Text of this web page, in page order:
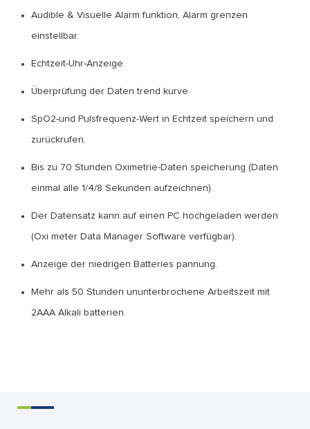
Audible & Visuelle Alarm funktion, Alarm grenzen
einstellbar.
Echtzeit-Uhr-Anzeige.
Überprüfung der Daten trend kurve.
SpO2-und Pulsfrequenz-Wert in Echtzeit speichern und
zurückrufen.
Bis zu 70 Stunden Oximetrie-Daten speicherung (Daten
einmal alle 1/4/8 Sekunden aufzeichnen).
Der Datensatz kann auf einen PC hochgeladen werden
(Oxi meter Data Manager Software verfügbar).
Anzeige der niedrigen Batteries pannung.
Mehr als 50 Stunden ununterbrochene Arbeitszeit mit
2AAA Alkali batterien.